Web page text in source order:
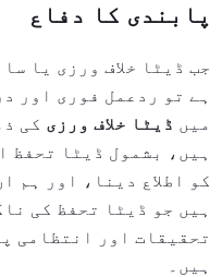
پابندی کا دفاع
جب ڈیٹا خلاف ورزی یا
ہے تو ردعمل فوری اور
میں ڈیٹا خلاف ورزی کی
ہیں، بشمول ڈیٹا تحفظ
کو اطلاع دینا، اور ہم
ہیں جو ڈیٹا تحفظ کی
تحقیقات اور انتظامی
ہیں۔